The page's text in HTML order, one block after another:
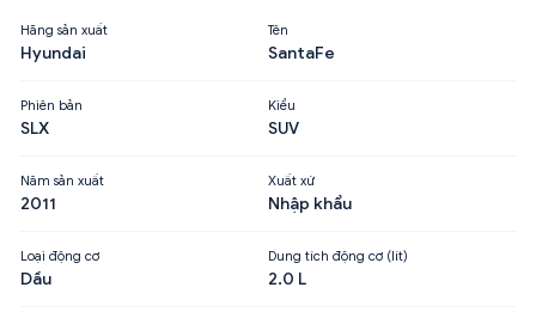
Hãng sản xuất
Hyundai
Tên
SantaFe
Phiên bản
SLX
Kiểu
SUV
Năm sản xuất
2011
Xuất xứ
Nhập khẩu
Loại động cơ
Dầu
Dung tích động cơ (lít)
2.0 L